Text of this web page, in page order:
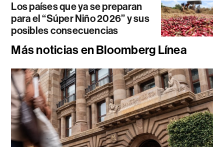
Los países que ya se preparan
para el “Súper Niño 2026” y sus
posibles consecuencias
Más noticias en Bloomberg Línea